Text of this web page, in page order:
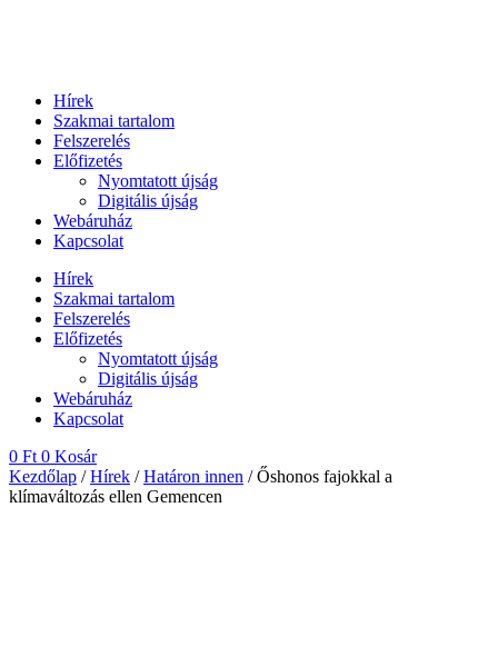
Hírek
Szakmai tartalom
Felszerelés
Előfizetés
Nyomtatott újság
Digitális újság
Webáruház
Kapcsolat
Hírek
Szakmai tartalom
Felszerelés
Előfizetés
Nyomtatott újság
Digitális újság
Webáruház
Kapcsolat
0 Ft 0 Kosár
Kezdőlap /Hírek /Határon innen / Őshonos fajokkal a
klímaváltozás ellen Gemencen